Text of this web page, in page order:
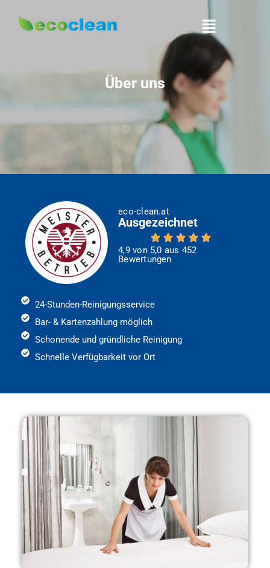
Über uns
eco-clean.at
Ausgezeichnet
4,9 von 5,0 aus 452
Bewertungen
24-Stunden-Reinigungsservice
Bar- & Kartenzahlung möglich
Schonende und gründliche Reinigung
Schnelle Verfügbarkeit vor Ort